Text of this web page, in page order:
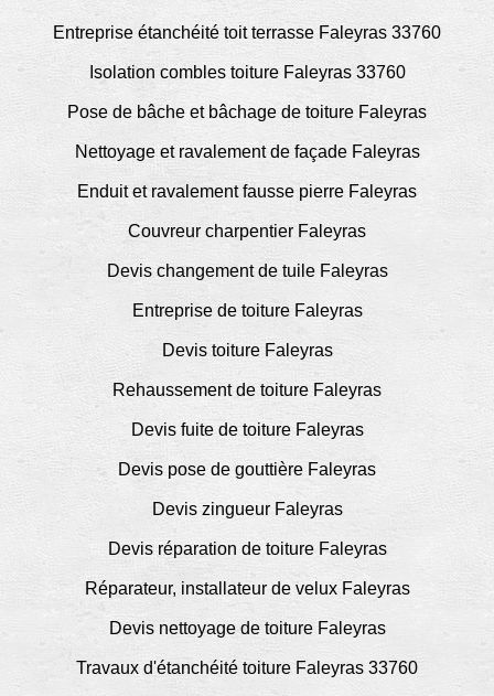
Entreprise étanchéité toit terrasse Faleyras 33760
Isolation combles toiture Faleyras 33760
Pose de bâche et bâchage de toiture Faleyras
Nettoyage et ravalement de façade Faleyras
Enduit et ravalement fausse pierre Faleyras
Couvreur charpentier Faleyras
Devis changement de tuile Faleyras
Entreprise de toiture Faleyras
Devis toiture Faleyras
Rehaussement de toiture Faleyras
Devis fuite de toiture Faleyras
Devis pose de gouttière Faleyras
Devis zingueur Faleyras
Devis réparation de toiture Faleyras
Réparateur, installateur de velux Faleyras
Devis nettoyage de toiture Faleyras
Travaux d'étanchéité toiture Faleyras 33760